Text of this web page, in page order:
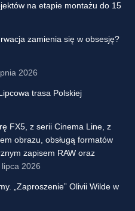
na etapie montażu do 15
zamienia się w obsesję?
2026
trasa Polskiej
FX5, z serii Cinema Line, z
obrazu, obsługą formatów
zapisem RAW oraz
lipca 2026
„Zaproszenie” Olivii Wilde w